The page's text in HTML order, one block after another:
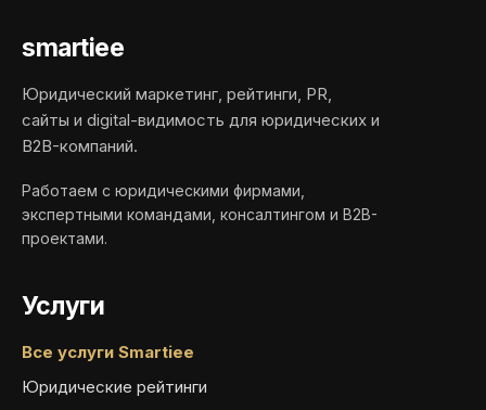
smartiee
Юридический маркетинг, рейтинги, PR,
сайты и digital-видимость для юридических и
B2B-компаний.
Работаем с юридическими фирмами,
экспертными командами, консалтингом и B2B-
проектами.
Услуги
Все услуги Smartiee
Юридические рейтинги